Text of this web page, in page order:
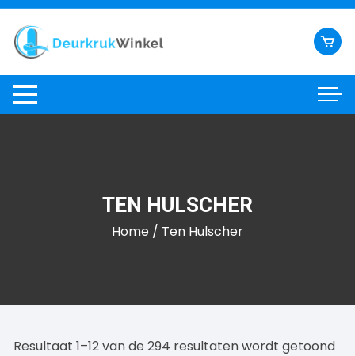
Ga
naar
inhoud
TEN HULSCHER
Home/ Ten Hulscher
Resultaat 1–12 van de 294 resultaten wordt getoond